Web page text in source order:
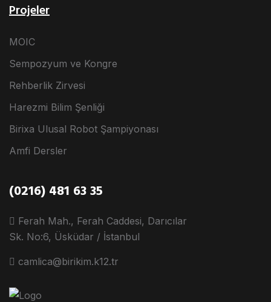
Projeler
MOIC
Sempozyum ve Kongre
Rehberlik Zirvesi
Harezmi Bilim Şenliği
Birixa Ulusal Robot Şampiyonası
Amfi Dersler
(0216) 481 63 35
Ferah Mah., Ferah Caddesi, Darıcılar
Sk. No:6, Üsküdar / İstanbul
camlica@birikim.k12.tr